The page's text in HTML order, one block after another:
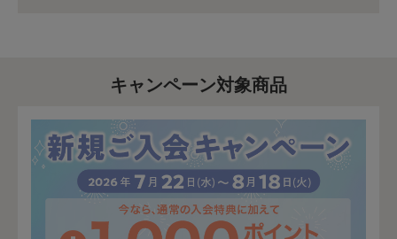
キャンペーン対象商品